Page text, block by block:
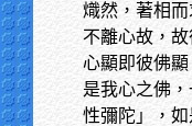
熾然，著相而
不離心故，
心顯即彼佛
是我心之佛
性彌陀」，如